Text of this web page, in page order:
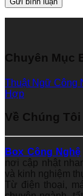
Chuyên Mục
Thuật Ngữ Công
Hợp
Về Chúng Tôi
Box Công Nghệ
nơi cập nhật
và kinh nghiệm
Từ điện thoại,